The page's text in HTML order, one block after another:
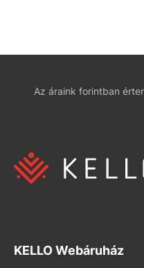
Az áraink forintban
KELLO Webáruház